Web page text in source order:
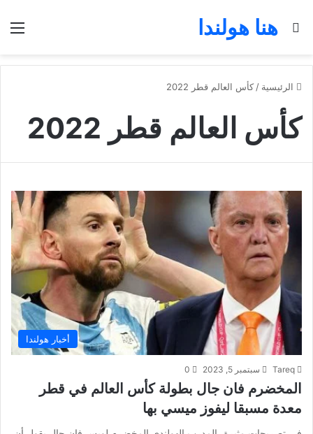
هنا هولندا
بحث عن
الرئيسية / كأس العالم قطر 2022
كأس العالم قطر 2022
أخبار هولندا
Tareq سبتمبر 5, 2023 0
المخضرم فان جال بطولة كأس العالم في قطر
معدة مسبقا ليفوز ميسي بها